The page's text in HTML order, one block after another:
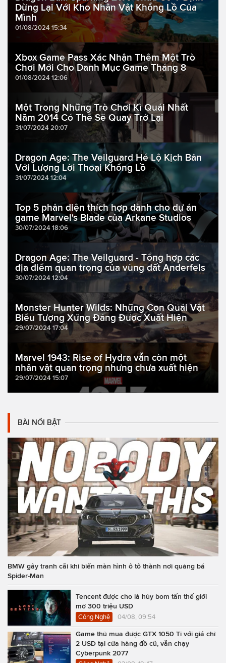
Dừng Lại Với Kho Nhân Vật Khổng Lồ Của
Mình
01/08/2024 15:34
Xbox Game Pass Xác Nhận Thêm Một Trò
Chơi Mới Cho Danh Mục Game Tháng 8
01/08/2024 12:06
Một Trong Những Trò Chơi Kì Quái Nhất
Năm 2014 Có Thể Sẽ Quay Trở Lại
31/07/2024 20:07
Dragon Age: The Veilguard Hé Lộ Kịch Bản
Với Lượng Lời Thoại Khổng Lồ
31/07/2024 12:04
Top 5 phản diện thích hợp dành cho dự án
game Marvel's Blade của Arkane Studios
30/07/2024 18:06
Dragon Age: The Veilguard - Tổng hợp các
địa điểm quan trọng của vùng đất Anderfels
30/07/2024 12:04
Monster Hunter Wilds: Những Con Quái Vật
Biểu Tượng Xứng Đáng Được Xuất Hiện
29/07/2024 17:04
Marvel 1943: Rise of Hydra vẫn còn một
nhân vật quan trọng nhưng chưa xuất hiện
29/07/2024 15:07
BÀI NỔI BẬT
BMW gây tranh cãi khi biến màn hình ô tô thành nơi quảng bá
Spider-Man
Tencent được cho là hủy bom tấn thế giới
mở 300 triệu USD
Công Nghệ 04/08, 09:54
Game thủ mua được GTX 1050 Ti với giá chỉ
2 USD tại cửa hàng đồ cũ, vẫn chạy
Cyberpunk 2077